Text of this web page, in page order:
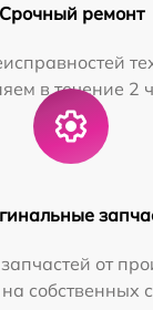
Срочный ремонт
в течение 2
от
собственных